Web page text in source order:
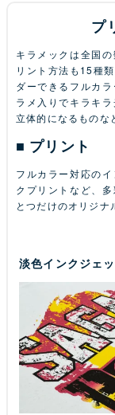
プ
キラメックは全国
リント方法も15種
ダーできるフルカ
ラメ入りでキラキ
立体的になるものな
プリント
フルカラー対応の
クプリントなど、
とつだけのオリジナ
淡色インクジェ